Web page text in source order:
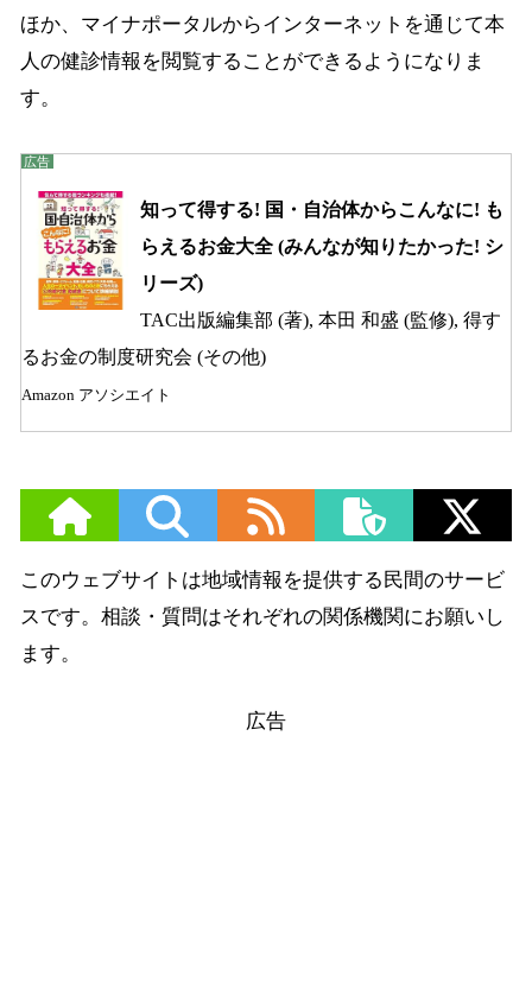
ほか、マイナポータルからインターネットを通じて本
人の健診情報を閲覧することができるようになりま
す。
知って得する! 国・自治体からこんなに! も
らえるお金大全 (みんなが知りたかった! シ
リーズ)
TAC出版編集部 (著), 本田 和盛 (監修), 得す
るお金の制度研究会 (その他)
Amazon アソシエイト